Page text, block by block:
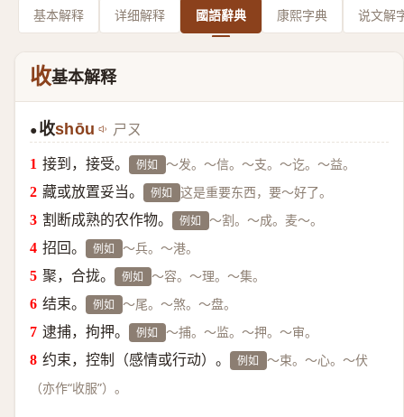
基本解释 详细解释 國語辭典 康熙字典 说文解
收基本解释
● 收shōu ㄕㄡ
接到，接受。 例如 ～发。～信。～支。～讫。～益。
藏或放置妥当。 例如 这是重要东西，要～好了。
割断成熟的农作物。 例如 ～割。～成。麦～。
招回。 例如 ～兵。～港。
聚，合拢。 例如 ～容。～理。～集。
结束。 例如 ～尾。～煞。～盘。
逮捕，拘押。 例如 ～捕。～监。～押。～审。
约束，控制（感情或行动）。 例如 ～束。～心。～伏
（亦作“收服”）。